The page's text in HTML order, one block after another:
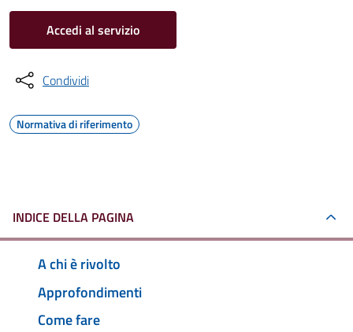
Accedi al servizio
Condividi
Normativa di riferimento
INDICE DELLA PAGINA
A chi è rivolto
Approfondimenti
Come fare